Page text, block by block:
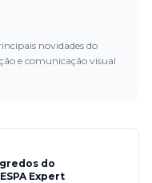
novidades do
e comunicação visual
do
Expert